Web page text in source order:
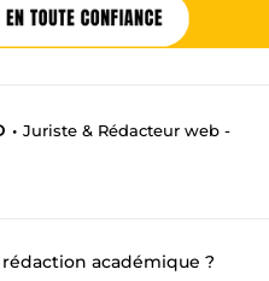
• Juriste & Rédacteur web -
académique ?